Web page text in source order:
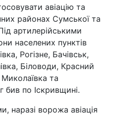
авіацію та
районах Сумської та
артилерійськими
населених пунктів
Рогізне, Бачівськ,
Біловоди, Красний
Миколаївка та
бив по Іскривщині.
наразі ворожа авіація